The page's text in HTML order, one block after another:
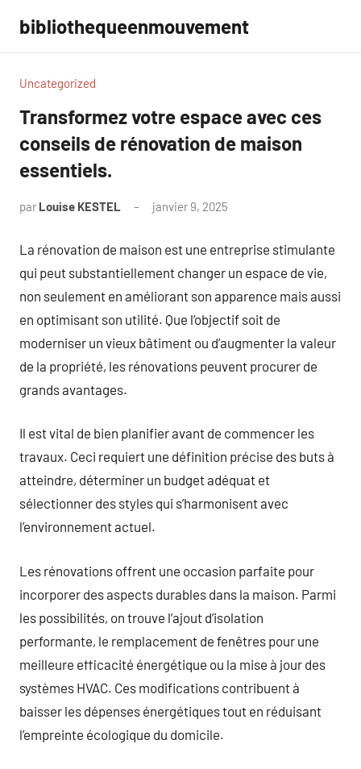
contenu
bibliothequeenmouvement
Uncategorized
Transformez votre espace avec ces
conseils de rénovation de maison
essentiels.
par Louise KESTEL janvier 9, 2025
La rénovation de maison est une entreprise stimulante
qui peut substantiellement changer un espace de vie,
non seulement en améliorant son apparence mais aussi
en optimisant son utilité. Que l’objectif soit de
moderniser un vieux bâtiment ou d’augmenter la valeur
de la propriété, les rénovations peuvent procurer de
grands avantages.
Il est vital de bien planifier avant de commencer les
travaux. Ceci requiert une définition précise des buts à
atteindre, déterminer un budget adéquat et
sélectionner des styles qui s’harmonisent avec
l’environnement actuel.
Les rénovations offrent une occasion parfaite pour
incorporer des aspects durables dans la maison. Parmi
les possibilités, on trouve l’ajout d’isolation
performante, le remplacement de fenêtres pour une
meilleure efficacité énergétique ou la mise à jour des
systèmes HVAC. Ces modifications contribuent à
baisser les dépenses énergétiques tout en réduisant
l’empreinte écologique du domicile.